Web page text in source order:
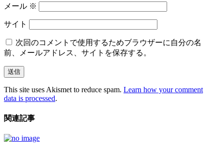
メール ※
サイト
次回のコメントで使用するためブラウザーに自分の名
前、メールアドレス、サイトを保存する。
This site uses Akismet to reduce spam. Learn how your comment
data is processed.
関連記事